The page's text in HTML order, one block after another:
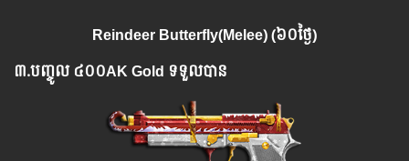
Reindeer Butterfly(Melee) (៦០ថ្ងៃ)
៣.​បញ្ចូល៤០០AK Gold ទទួលបាន